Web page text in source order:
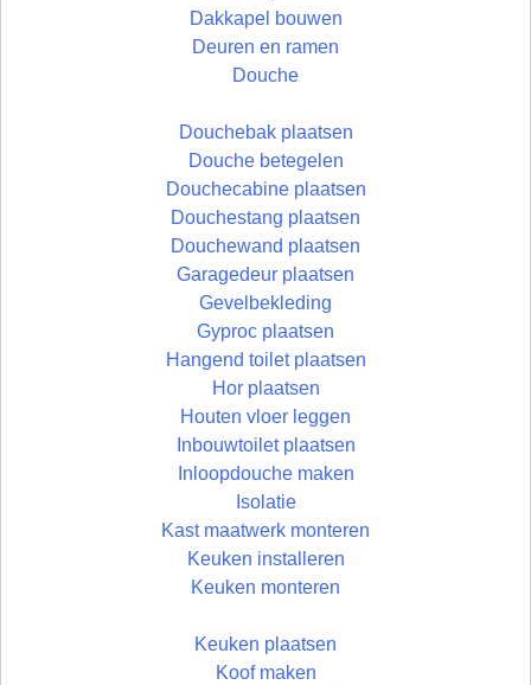
Dakkapel bouwen
Deuren en ramen
Douche
Douchebak plaatsen
Douche betegelen
Douchecabine plaatsen
Douchestang plaatsen
Douchewand plaatsen
Garagedeur plaatsen
Gevelbekleding
Gyproc plaatsen
Hangend toilet plaatsen
Hor plaatsen
Houten vloer leggen
Inbouwtoilet plaatsen
Inloopdouche maken
Isolatie
Kast maatwerk monteren
Keuken installeren
Keuken monteren
Keuken plaatsen
Koof maken